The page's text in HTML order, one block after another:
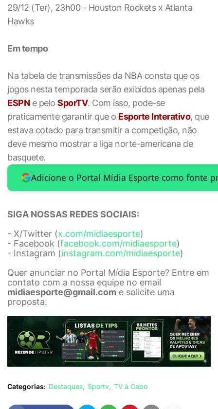
29/12 (Ter), 23h00 - Houston Rockets x Atlanta
Hawks
Em tempo
Na tabela de transmissões da NBA consta que os
jogos nesta temporada serão exibidos apenas pela
ESPN e pelo SporTV. Com isso, pode-se
praticamente garantir que o Esporte Interativo, que
estava cotado para transmitir a competição, não
deve mesmo mostrar a liga norte-americana de
basquete.
Adicione o Portal Mídia Esporte como fonte
SIGA NOSSAS REDES SOCIAIS:
- X/Twitter (x.com/midiaesporte)
- Facebook (facebook.com/midiaesporte)
- Instagram (instagram.com/midiaesporte)
Quer anunciar no Portal Mídia Esporte? Entre em
contato com a nossa equipe no email
midiaesporte@gmail.com e solicite uma
proposta.
Categorias: Destaques Sportv TV à Cabo